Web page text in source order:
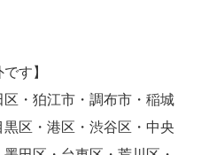
す】
・狛江市・調布市・稲城
区・港区・渋谷区・中央